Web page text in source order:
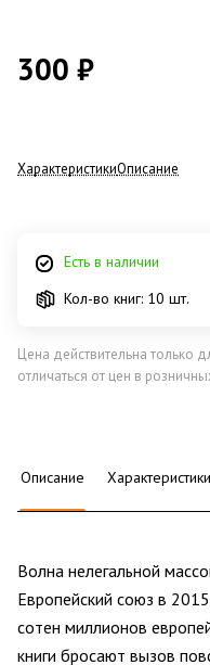
300 ₽
ХарактеристикиОписание
Есть в наличии
Кол-во книг: 10 шт.
Цена действительна только
отличаться от цен в
Описание
Волна нелегальной
Европейский союз в
сотен миллионов
книги бросают вызов